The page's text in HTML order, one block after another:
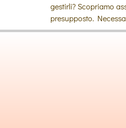
gestirli? Scopriamo
presupposto.